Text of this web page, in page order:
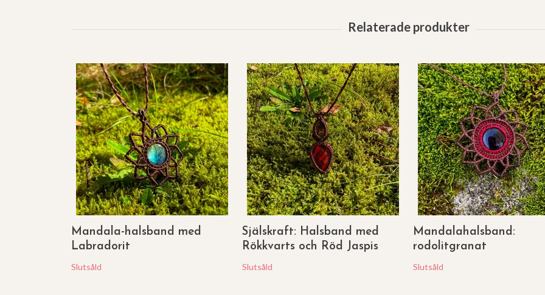
Mandala-halsband med
Labradorit
Slutsåld
Själskraft: Halsband med
Rökkvarts och Röd Jaspis
Slutsåld
Mandalahalsband:
rodolitgranat
Slutsåld